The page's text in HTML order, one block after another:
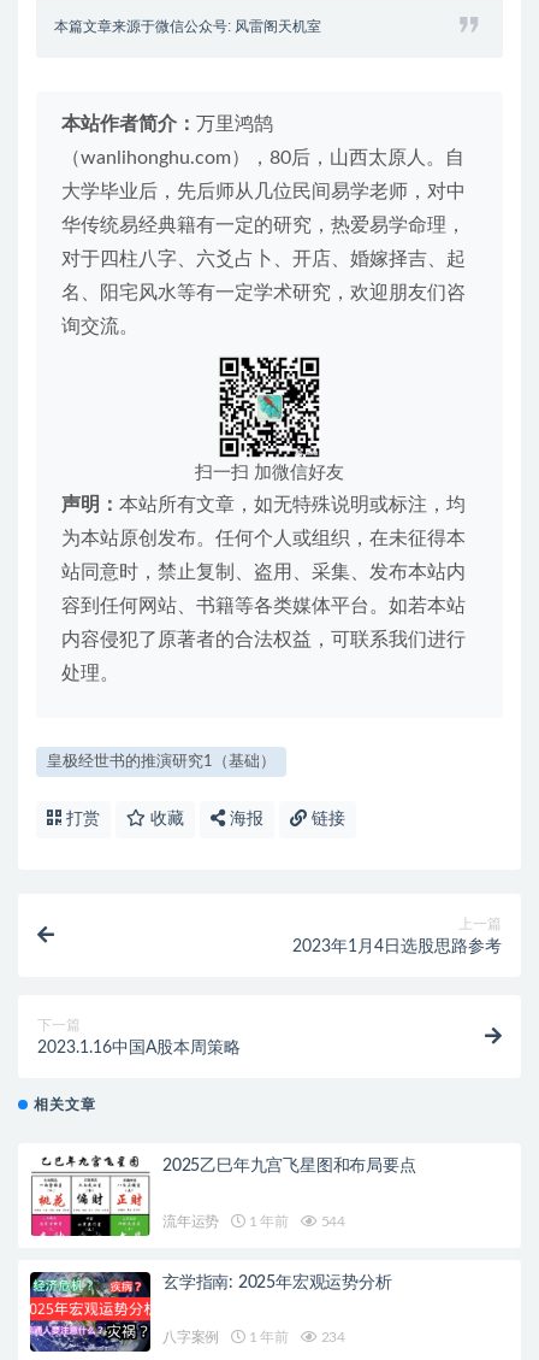
本篇文章来源于微信公众号: 风雷阁天机室
本站作者简介： 万里鸿鹄
（wanlihonghu.com），80后，山西太原人。自
大学毕业后，先后师从几位民间易学老师，对中
华传统易经典籍有一定的研究，热爱易学命理，
对于四柱八字、六爻占卜、开店、婚嫁择吉、起
名、阳宅风水等有一定学术研究，欢迎朋友们咨
询交流。
扫一扫 加微信好友
声明： 本站所有文章，如无特殊说明或标注，均
为本站原创发布。任何个人或组织，在未征得本
站同意时，禁止复制、盗用、采集、发布本站内
容到任何网站、书籍等各类媒体平台。如若本站
内容侵犯了原著者的合法权益，可联系我们进行
处理。
皇极经世书的推演研究1（基础）
打赏 收藏 海报 链接
上一篇
2023年1月4日选股思路参考
下一篇
2023.1.16中国A股本周策略
相关文章
2025乙巳年九宫飞星图和布局要点
流年运势 1 年前 544
玄学指南: 2025年宏观运势分析
八字案例 1 年前 234